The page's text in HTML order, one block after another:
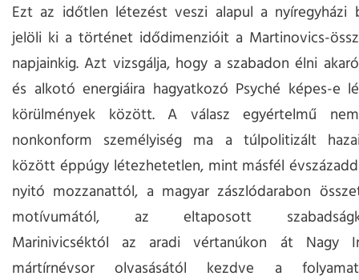
Ezt az időtlen létezést veszi alapul a nyíregyházi
jelöli ki a történet idődimenzióit a Martinovics-
napjainkig. Azt vizsgálja, hogy a szabadon élni
és alkotó energiáira hagyatkozó Psyché képes-e
körülmények között. A válasz egyértelmű
nonkonform személyiség ma a túlpolitizált
között éppúgy létezhetetlen, mint másfél
nyitó mozzanattól, a magyar zászlódarabon
motívumától, az eltaposott
Marinivicséktól az aradi vértanúkon át Nagy
mártírnévsor olvasásától kezdve a